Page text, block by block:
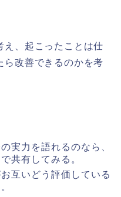
え、起こったことは仕
ら改善できるのかを考
実力を語れるのなら、
共有してみる。
互いどう評価している